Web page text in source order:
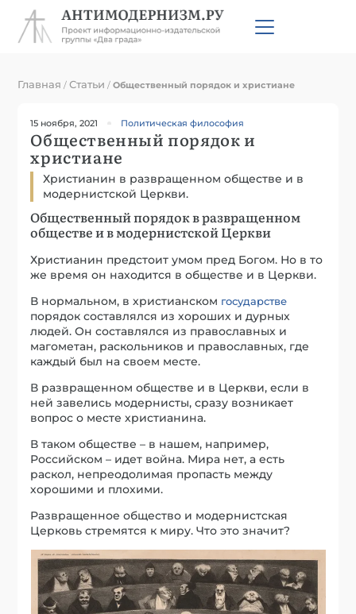
Главная /Статьи /Общественный порядок и христиане
15 ноября, 2021 Политическая философия
Общественный порядок и
христиане
Христианин в развращенном обществе и в
модернистской Церкви.
Общественный порядок в развращенном
обществе и в модернистской Церкви
Христианин предстоит умом пред Богом. Но в то
же время он находится в обществе и в Церкви.
В нормальном, в христианском государстве
порядок составлялся из хороших и дурных
людей. Он составлялся из православных и
магометан, раскольников и православных, где
каждый был на своем месте.
В развращенном обществе и в Церкви, если в
ней завелись модернисты, сразу возникает
вопрос о месте христианина.
В таком обществе – в нашем, например,
Российском – идет война. Мира нет, а есть
раскол, непреодолимая пропасть между
хорошими и плохими.
Развращенное общество и модернистская
Церковь стремятся к миру. Что это значит?